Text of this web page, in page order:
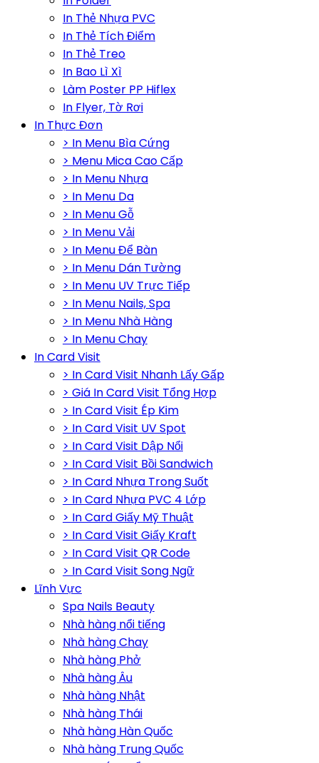
In Thẻ Nhựa PVC
In Thẻ Tích Điểm
In Thẻ Treo
In Bao Lì Xì
Làm Poster PP Hiflex
In Flyer, Tờ Rơi
In Thực Đơn
> In Menu Bìa Cứng
> Menu Mica Cao Cấp
> In Menu Nhựa
> In Menu Da
> In Menu Gỗ
> In Menu Vải
> In Menu Để Bàn
> In Menu Dán Tường
> In Menu UV Trực Tiếp
> In Menu Nails, Spa
> In Menu Nhà Hàng
> In Menu Chay
In Card Visit
> In Card Visit Nhanh Lấy Gấp
> Giá In Card Visit Tổng Hợp
> In Card Visit Ép Kim
> In Card Visit UV Spot
> In Card Visit Dập Nổi
> In Card Visit Bồi Sandwich
> In Card Nhựa Trong Suốt
> In Card Nhựa PVC 4 Lớp
> In Card Giấy Mỹ Thuật
> In Card Visit Giấy Kraft
> In Card Visit QR Code
> In Card Visit Song Ngữ
Lĩnh Vực
Spa Nails Beauty
Nhà hàng nổi tiếng
Nhà hàng Chay
Nhà hàng Phở
Nhà hàng Âu
Nhà hàng Nhật
Nhà hàng Thái
Nhà hàng Hàn Quốc
Nhà hàng Trung Quốc